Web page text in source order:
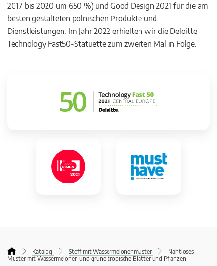
2017 bis 2020 um 650 %) und Good Design 2021 für die am
besten gestalteten polnischen Produkte und
Dienstleistungen. Im Jahr 2022 erhielten wir die Deloitte
Technology Fast50-Statuette zum zweiten Mal in Folge.
Katalog Stoff mit Wassermelonenmuster
Nahtloses
Muster mit Wassermelonen und grüne tropische Blätter und Pflanzen